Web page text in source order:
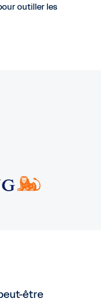
outiller les
être